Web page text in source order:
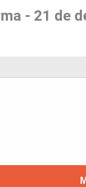
- 21 de